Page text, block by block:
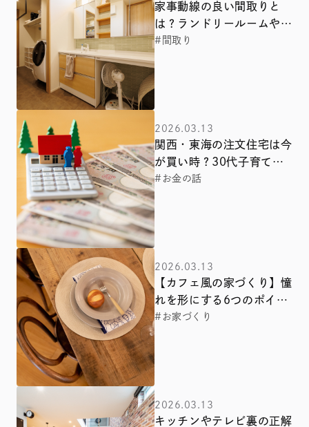
家事動線の良い間取りと
は？ランドリールームや回
遊動線で「名もなき家事」
#間取り
2026.03.13
関西・東海の注文住宅は今
が買い時？30代子育て世
代が迷う「金利とインフ
#お金の話
2026.03.13
【カフェ風の家づくり】憧
れを形にする6つのポイン
ト！関西・中国・東海エリ
#お家づくり
2026.03.13
キッチンやテレビ裏の正解